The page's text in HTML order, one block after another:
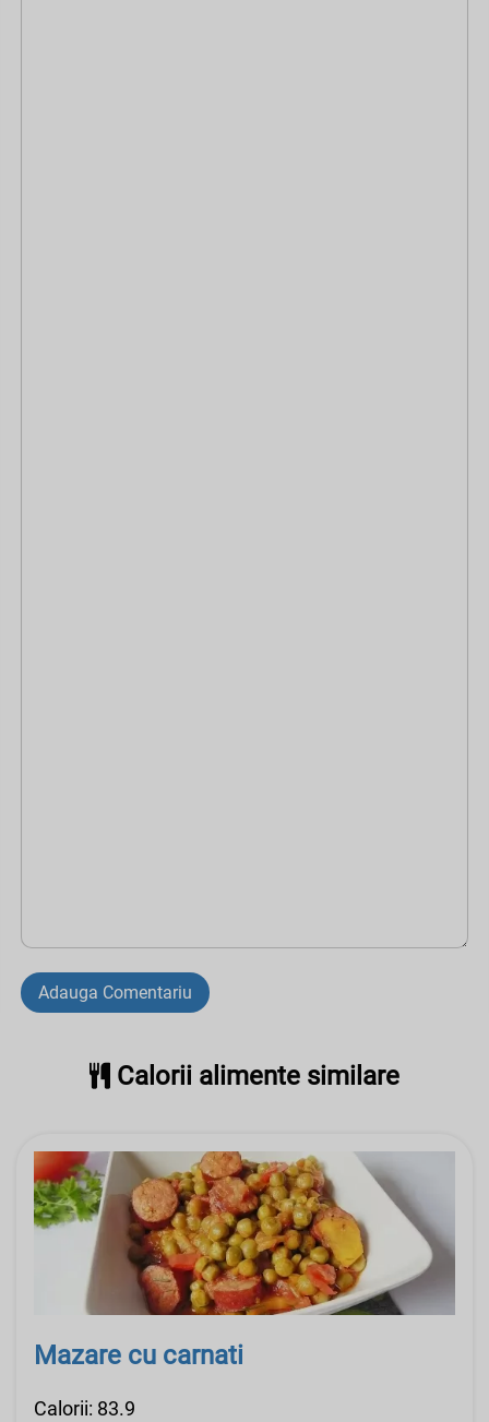
Adauga Comentariu
Calorii alimente similare
Mazare cu carnati
Calorii: 83.9